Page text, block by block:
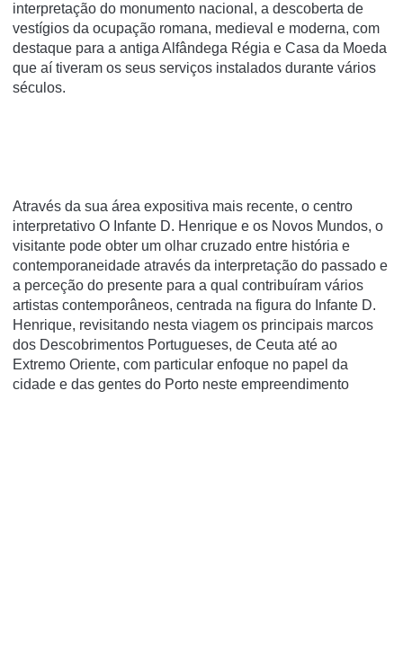
interpretação do monumento nacional, a descoberta de
vestígios da ocupação romana, medieval e moderna, com
destaque para a antiga Alfândega Régia e Casa da Moeda
que aí tiveram os seus serviços instalados durante vários
séculos.
Através da sua área expositiva mais recente, o centro
interpretativo O Infante D. Henrique e os Novos Mundos, o
visitante pode obter um olhar cruzado entre história e
contemporaneidade através da interpretação do passado e
a perceção do presente para a qual contribuíram vários
artistas contemporâneos, centrada na figura do Infante D.
Henrique, revisitando nesta viagem os principais marcos
dos Descobrimentos Portugueses, de Ceuta até ao
Extremo Oriente, com particular enfoque no papel da
cidade e das gentes do Porto neste empreendimento